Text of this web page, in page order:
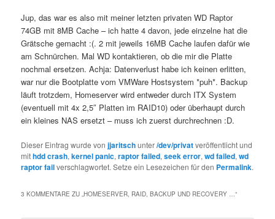
Jup, das war es also mit meiner letzten privaten WD Raptor
74GB mit 8MB Cache – ich hatte 4 davon, jede einzelne hat die
Grätsche gemacht :(. 2 mit jeweils 16MB Cache laufen dafür wie
am Schnürchen. Mal WD kontaktieren, ob die mir die Platte
nochmal ersetzen. Achja: Datenverlust habe ich keinen erlitten,
war nur die Bootplatte vom VMWare Hostsystem *puh*. Backup
läuft trotzdem, Homeserver wird entweder durch ITX System
(eventuell mit 4x 2,5″ Platten im RAID10) oder überhaupt durch
ein kleines NAS ersetzt – muss ich zuerst durchrechnen :D.
Dieser Eintrag wurde vonjjaritschunter/dev/privatveröffentlicht und
mithdd crash,kernel panic,raptor failed,seek error,wd failed,wd
raptor failverschlagwortet. Setze ein Lesezeichen für den Permalink.
3 KOMMENTARE ZU „HOMESERVER, RAID, BACKUP UND RECOVERY …“